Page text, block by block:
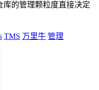
库的管理颗粒度直接决定
TMS 万里牛 管理